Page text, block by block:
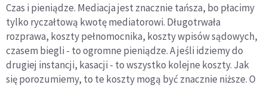
Czas i pieniądze. Mediacja jest znacznie tańsza, bo płacimy
tylko ryczałtową kwotę mediatorowi. Długotrwała
rozprawa, koszty pełnomocnika, koszty wpisów sądowych,
czasem biegli - to ogromne pieniądze. A jeśli idziemy do
drugiej instancji, kasacji - to wszystko kolejne koszty. Jak
się porozumiemy, to te koszty mogą być znacznie niższe. O